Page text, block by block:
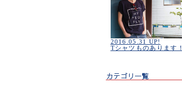
2016.05.31 UP!
Tシャツものあります！